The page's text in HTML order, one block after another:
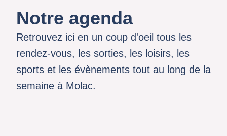
Notre agenda
Retrouvez ici en un coup d'oeil tous les
rendez-vous, les sorties, les loisirs, les
sports et les évènements tout au long de la
semaine à Molac.